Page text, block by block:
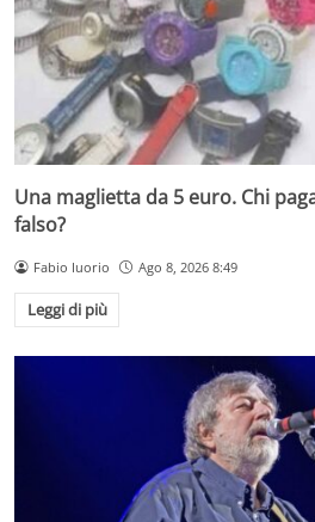
Una maglietta da 5 euro. Chi
falso?
Fabio Iuorio Ago 8, 2026 8:49
Leggi di più